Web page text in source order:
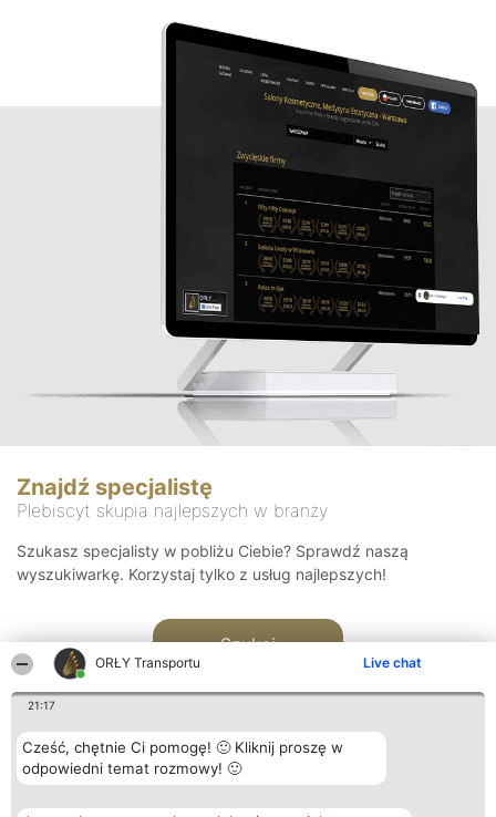
ORŁY Transportu Live chat
21:17
Cześć, chętnie Ci pomogę! 🙂 Kliknij proszę w
odpowiedni temat rozmowy! 🙂
Znajdź specjalistę
Plebiscyt skupia najlepszych w branży
Szukasz specjalisty w pobliżu Ciebie? Sprawdź naszą
wyszukiwarkę. Korzystaj tylko z usług najlepszych!
Szukaj
Organizator plebiscytu Plebiscyt Kontakt